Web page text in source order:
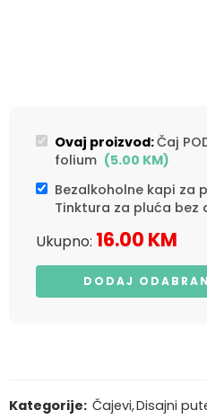
Ovaj proizvod:Čaj
folium (5.00 KM)
Bezalkoholne kapi za
Tinktura za pluća bez
Ukupno: 16.00 KM
DODAJ
Kategorije: Čajevi,Disajni